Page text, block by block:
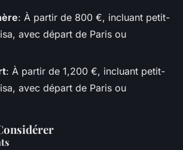
: À partir de 800 €, incluant petit-
avec départ de Paris ou
: À partir de 1,200 €, incluant petit-
avec départ de Paris ou